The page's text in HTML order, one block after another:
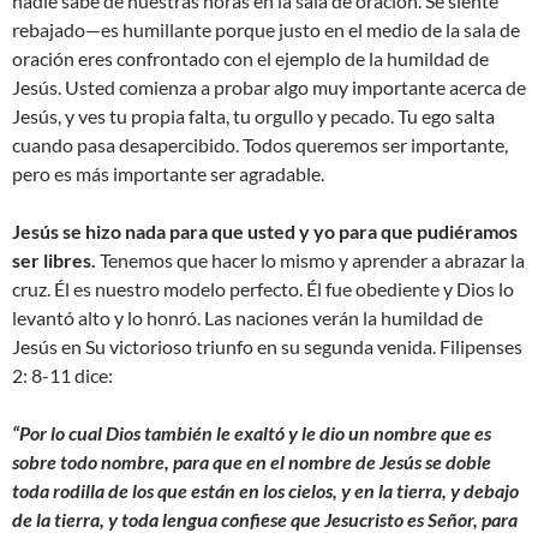
rebajado—es humillante porque justo en el medio de la sala de
oración eres confrontado con el ejemplo de la humildad de
Jesús. Usted comienza a probar algo muy importante acerca de
Jesús, y ves tu propia falta, tu orgullo y pecado. Tu ego salta
cuando pasa desapercibido. Todos queremos ser importante,
pero es más importante ser agradable.
Jesús se hizo nada para que usted y yo para que pudiéramos
ser libres. Tenemos que hacer lo mismo y aprender a abrazar la
cruz. Él es nuestro modelo perfecto. Él fue obediente y Dios lo
levantó alto y lo honró. Las naciones verán la humildad de
Jesús en Su victorioso triunfo en su segunda venida. Filipenses
2: 8-11 dice:
“Por lo cual Dios también le exaltó y le dio un nombre que es
sobre todo nombre, para que en el nombre de Jesús se doble
toda rodilla de los que están en los cielos, y en la tierra, y debajo
de la tierra, y toda lengua confiese que Jesucristo es Señor, para